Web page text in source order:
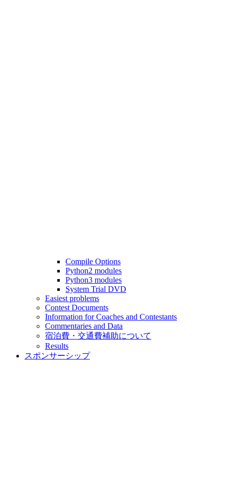
Compile Options
Python2 modules
Python3 modules
System Trial DVD
Easiest problems
Contest Documents
Information for Coaches and Contestants
Commentaries and Data
宿泊費・交通費補助について
Results
スポンサーシップ